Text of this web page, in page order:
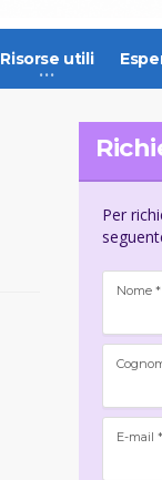
Risorse utili
Per
Nome *
E-mail *